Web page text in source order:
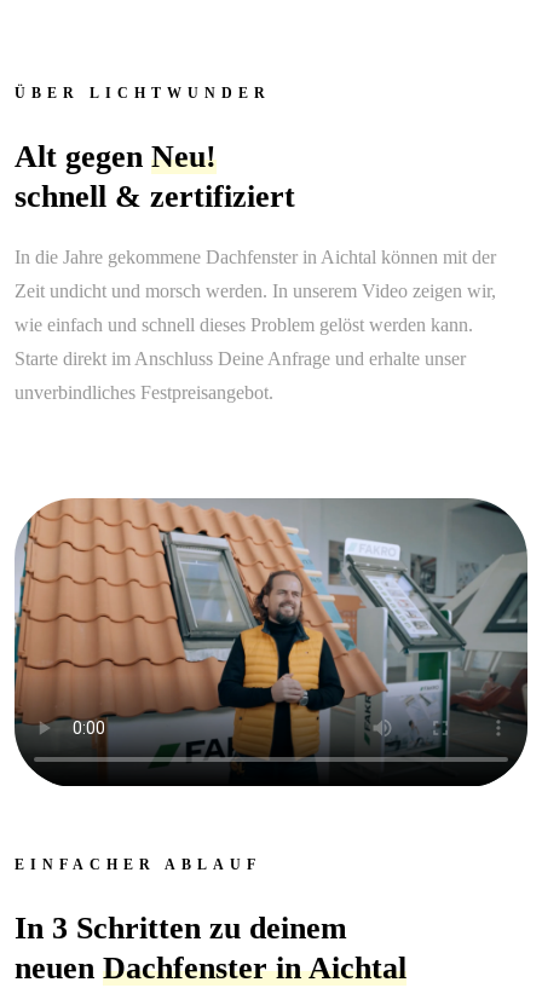
ÜBER LICHTWUNDER
Alt gegen Neu!
schnell & zertifiziert
In die Jahre gekommene Dachfenster in Aichtal können mit der
Zeit undicht und morsch werden. In unserem Video zeigen wir,
wie einfach und schnell dieses Problem gelöst werden kann.
Starte direkt im Anschluss Deine Anfrage und erhalte unser
unverbindliches Festpreisangebot.
EINFACHER ABLAUF
In 3 Schritten zu deinem
neuen Dachfenster in Aichtal